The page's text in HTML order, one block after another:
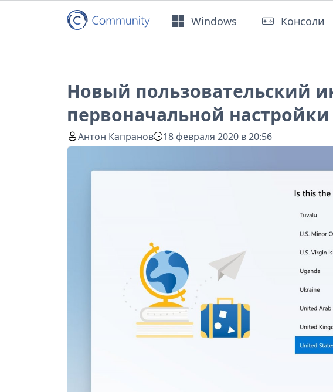
Windows Консоли
Новый пользовательский
первоначальной настройки
Антон Капранов 18 февраля 2020 в 20:56